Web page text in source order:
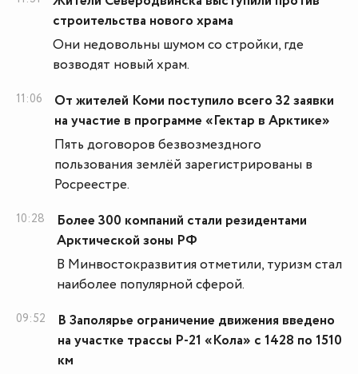
строительства нового храма
Они недовольны шумом со стройки, где
возводят новый храм.
11:06
От жителей Коми поступило всего 32 заявки
на участие в программе «Гектар в Арктике»
Пять договоров безвозмездного
пользования землёй зарегистрированы в
Росреестре.
10:28
Более 300 компаний стали резидентами
Арктической зоны РФ
В Минвостокразвития отметили, туризм стал
наиболее популярной сферой.
09:52
В Заполярье ограничение движения введено
на участке трассы Р-21 «Кола» с 1428 по 1510
км